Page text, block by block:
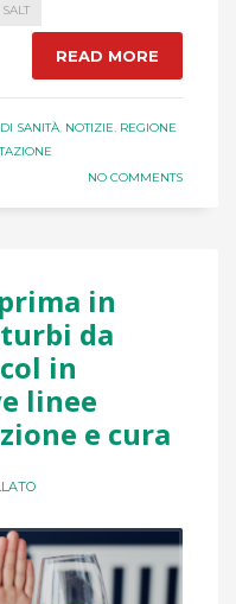
READ MORE
SANITÀ, NOTIZIE, REGIONE
NO COMMENTS
in
da
in
linee
e cura